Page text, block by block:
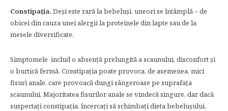
Constipația. Deși este rară la bebeluși, uneori se întâmplă – de
obicei din cauza unei alergii la proteinele ​​din lapte sau de la
mesele diversificate.
Simptomele includ o absență prelungită a scaunului, disconfort și
o burtică fermă. Constipația poate provoca, de asemenea, mici
fisuri anale, care provoacă dungi sângeroase pe suprafața
scaunului. Majoritatea fisurilor anale se vindecă singure, dar dacă
suspectați constipația, încercați să schimbați dieta bebelușului.